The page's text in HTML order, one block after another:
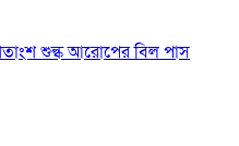
শুল্ক আরোপের বিল পাস